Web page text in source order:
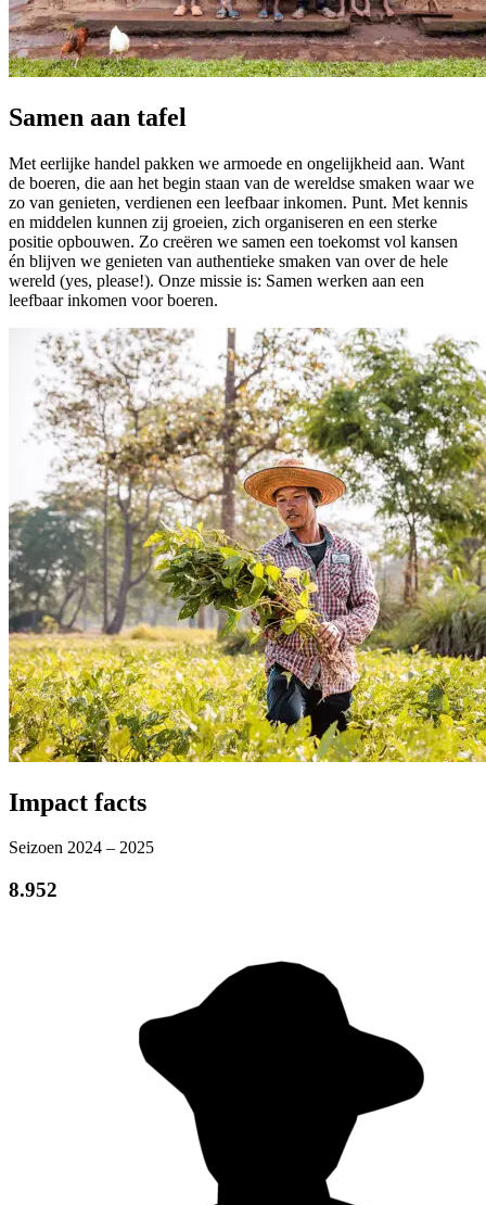
Samen aan tafel
Met eerlijke handel pakken we armoede en ongelijkheid aan. Want
de boeren, die aan het begin staan van de wereldse smaken waar we
zo van genieten, verdienen een leefbaar inkomen. Punt. Met kennis
en middelen kunnen zij groeien, zich organiseren en een sterke
positie opbouwen. Zo creëren we samen een toekomst vol kansen
én blijven we genieten van authentieke smaken van over de hele
wereld (yes, please!). Onze missie is: Samen werken aan een
leefbaar inkomen voor boeren.
Impact facts
Seizoen 2024 – 2025
8.952